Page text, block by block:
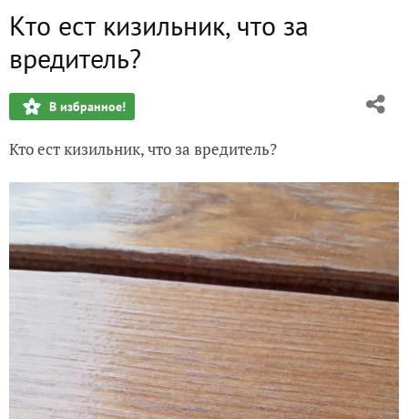
Кто ест кизильник, что за
вредитель?
В избранное!
Кто ест кизильник, что за вредитель?